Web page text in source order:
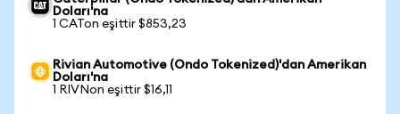
Doları'na
1 CATon eşittir $853,23
Rivian Automotive (Ondo Tokenized)'dan Amerikan
Doları'na
1 RIVNon eşittir $16,11